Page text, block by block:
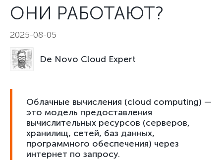
ОНИ РАБОТАЮТ?
2025-08-05
De Novo Cloud Expert
Облачные вычисления (cloud computing) —
это модель предоставления
вычислительных ресурсов (серверов,
хранилищ, сетей, баз данных,
программного обеспечения) через
интернет по запросу.